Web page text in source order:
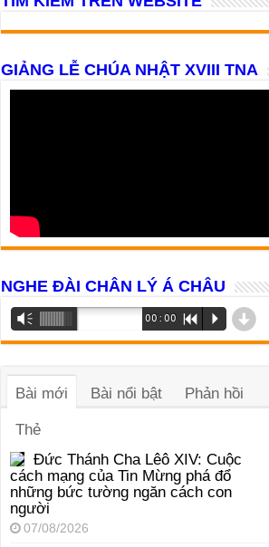
GIẢNG LỄ CHÚA NHẬT XVIII TNA
NGHE ĐÀI CHÂN LÝ Á CHÂU
Trình
phát
âm
Vm 00:00 R P d
Bài mới Bài nổi bật Phản hồi
Thẻ
Đức Thánh Cha Lêô XIV: Cuộc
cách mạng của Tin Mừng phá đổ
những bức tường ngăn cách con
người
07/08/2026